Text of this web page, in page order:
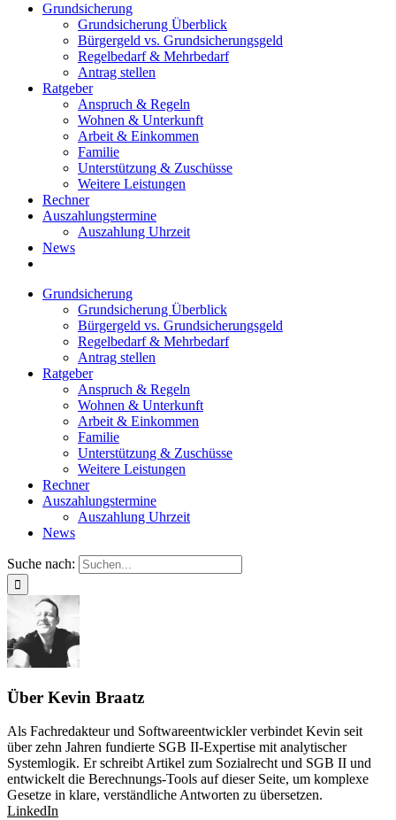
Grundsicherung
Grundsicherung Überblick
Bürgergeld vs. Grundsicherungsgeld
Regelbedarf & Mehrbedarf
Antrag stellen
Ratgeber
Anspruch & Regeln
Wohnen & Unterkunft
Arbeit & Einkommen
Familie
Unterstützung & Zuschüsse
Weitere Leistungen
Rechner
Auszahlungstermine
Auszahlung Uhrzeit
News
Grundsicherung
Grundsicherung Überblick
Bürgergeld vs. Grundsicherungsgeld
Regelbedarf & Mehrbedarf
Antrag stellen
Ratgeber
Anspruch & Regeln
Wohnen & Unterkunft
Arbeit & Einkommen
Familie
Unterstützung & Zuschüsse
Weitere Leistungen
Rechner
Auszahlungstermine
Auszahlung Uhrzeit
News
Suche nach:
Über Kevin Braatz
Als Fachredakteur und Softwareentwickler verbindet Kevin seit
über zehn Jahren fundierte SGB II-Expertise mit analytischer
Systemlogik. Er schreibt Artikel zum Sozialrecht und SGB II und
entwickelt die Berechnungs-Tools auf dieser Seite, um komplexe
Gesetze in klare, verständliche Antworten zu übersetzen.
LinkedIn